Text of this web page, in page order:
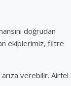
doğrudan
ekiplerimiz, filtre
verebilir. Airfel